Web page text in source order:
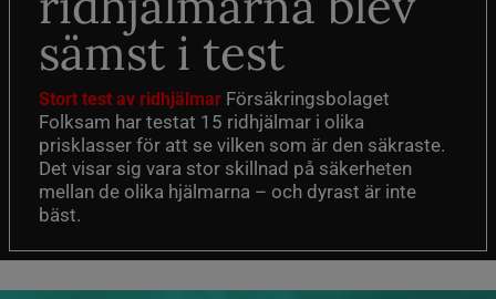
sämst i test
Stort test av ridhjälmar Försäkringsbolaget
Folksam har testat 15 ridhjälmar i olika
prisklasser för att se vilken som är den säkraste.
Det visar sig vara stor skillnad på säkerheten
mellan de olika hjälmarna – och dyrast är inte
bäst.